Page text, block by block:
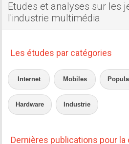
Etudes et analyses sur les
l'industrie multimédia
Les études par catégories
Internet Mobiles
Hardware Industrie
Dernières publications pour